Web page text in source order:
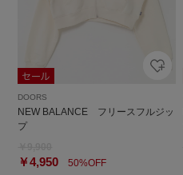
DOORS
NEW BALANCE フリースフルジッ
プ
￥4,950 50%OFF